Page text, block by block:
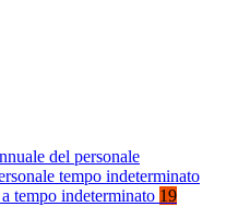
del personale
tempo indeterminato
tempo indeterminato 19